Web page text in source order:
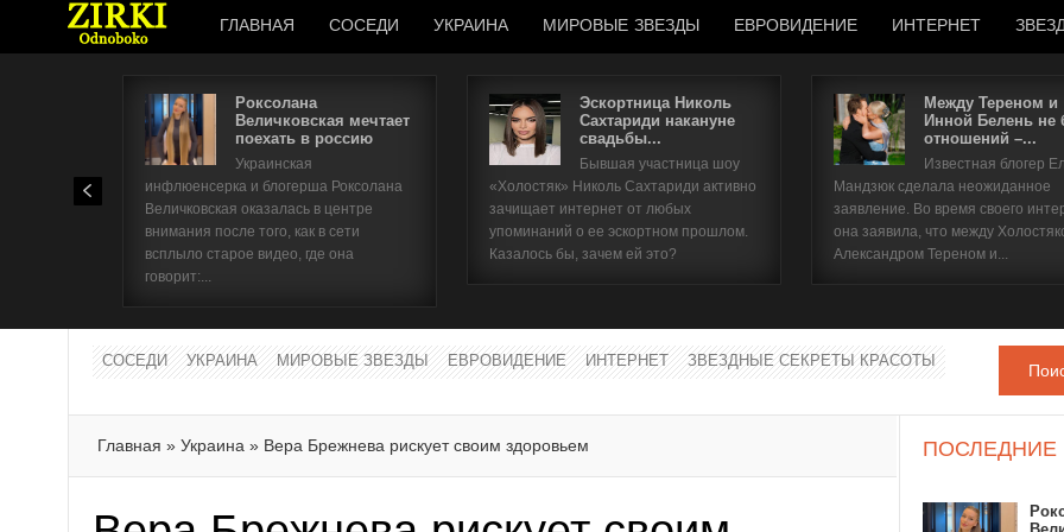
ГЛАВНАЯ СОСЕДИ УКРАИНА МИРОВЫЕ ЗВЕЗДЫ ЕВРОВИДЕНИЕ ИНТЕРНЕТ
Роксолана
Величковская мечтает
поехать в россию
Украинская
инфлюенсерка и блогерша Роксолана
Величковская оказалась в центре
внимания после того, как в сети
всплыло старое видео, где она
говорит:...
Эскортница Николь
Сахтариди накануне
свадьбы...
Бывшая участница шоу
«Холостяк» Николь Сахтариди активно
зачищает интернет от любых
упоминаний о ее эскортном прошлом.
Казалось бы, зачем ей это?
Между Тереном и
Инной Белень не
отношений –...
Известная блогер
Мандзюк сделала неожиданное
заявление. Во время своего
она заявила, что между
Александром Тереном и...
СОСЕДИ УКРАИНА МИРОВЫЕ ЗВЕЗДЫ ЕВРОВИДЕНИЕ ИНТЕРНЕТ ЗВЕЗДНЫЕ СЕКРЕТЫ КРАСОТЫ
Главная » Украина » Вера Брежнева рискует своим здоровьем ПОСЛЕДНИЕ
Имя пользователя
Забыли имя пользователя?